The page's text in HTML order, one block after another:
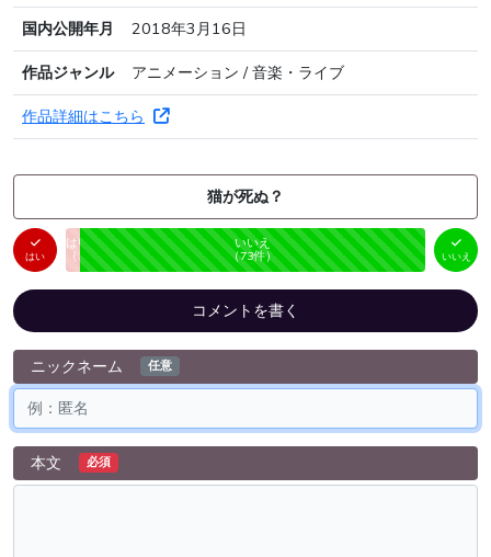
国内公開年月
2018年3月16日
作品ジャンル
アニメーション / 音楽・ライブ
作品詳細はこちら
猫が死ぬ？
はい
はい
（ 3件）
未投票
いいえ
（73件） いいえ
コメントを書く
ニックネーム 任意
本文 必須